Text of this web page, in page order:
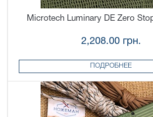
Microtech Luminary DE Zero
2,208.00 грн.
ПОДРОБНЕЕ